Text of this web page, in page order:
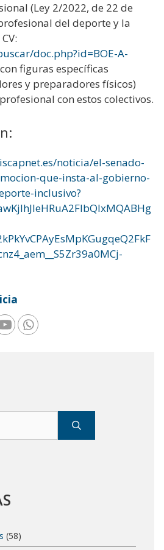
(Ley 2/2022, de 22 de
del deporte y la
doc.php?id=BOE-A-
figuras específicas
y preparadores físicos)
con estos colectivos.
noticia/el-senado-
que-insta-al-gobierno-
inclusivo?
(58)